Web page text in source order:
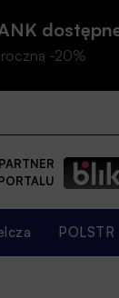
roczną -20%
PARTNER
POLSTR